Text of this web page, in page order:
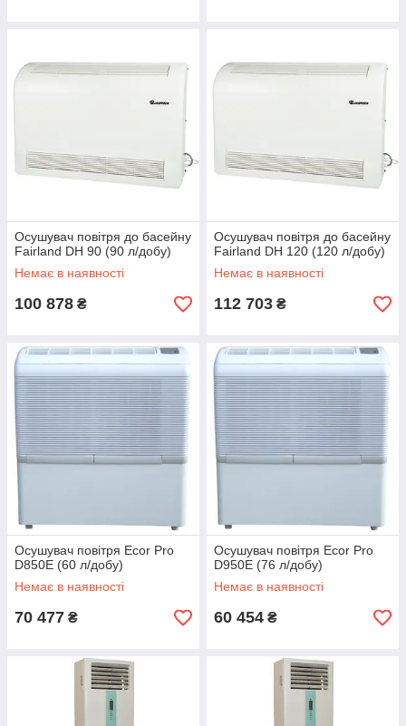
Осушувач повітря до басейну
Fairland DH 90 (90 л/добу)
Немає в наявності
100 878 ₴
Осушувач повітря до басейну
Fairland DH 120 (120 л/добу)
Немає в наявності
112 703 ₴
Осушувач повітря Ecor Pro
D850E (60 л/добу)
Немає в наявності
70 477 ₴
Осушувач повітря Ecor Pro
D950E (76 л/добу)
Немає в наявності
60 454 ₴